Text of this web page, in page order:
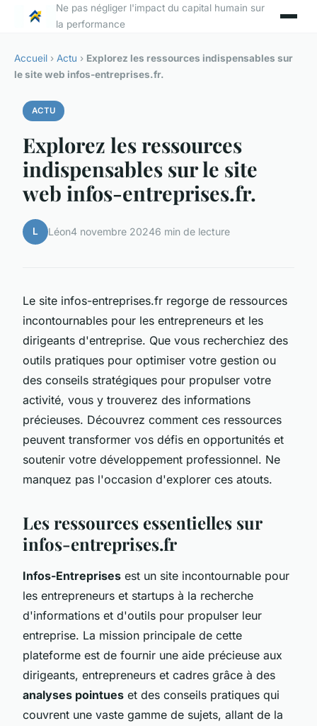
Ne pas négliger l'impact du capital humain sur
la performance
Accueil › Actu › Explorez les ressources indispensables sur
le site web infos-entreprises.fr.
ACTU
Explorez les ressources
indispensables sur le site
web infos-entreprises.fr.
L Léon4 novembre 20246 min de lecture
Le site infos-entreprises.fr regorge de ressources
incontournables pour les entrepreneurs et les
dirigeants d'entreprise. Que vous recherchiez des
outils pratiques pour optimiser votre gestion ou
des conseils stratégiques pour propulser votre
activité, vous y trouverez des informations
précieuses. Découvrez comment ces ressources
peuvent transformer vos défis en opportunités et
soutenir votre développement professionnel. Ne
manquez pas l'occasion d'explorer ces atouts.
Les ressources essentielles sur
infos-entreprises.fr
Infos-Entreprises est un site incontournable pour
les entrepreneurs et startups à la recherche
d'informations et d'outils pour propulser leur
entreprise. La mission principale de cette
plateforme est de fournir une aide précieuse aux
dirigeants, entrepreneurs et cadres grâce à des
analyses pointues et des conseils pratiques qui
couvrent une vaste gamme de sujets, allant de la